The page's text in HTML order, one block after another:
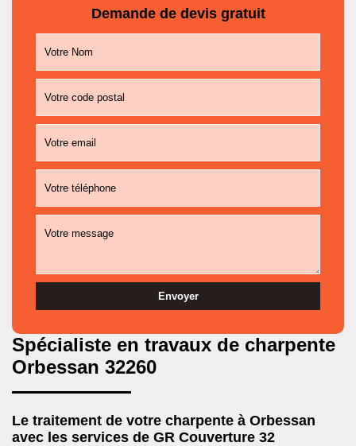
Spécialiste en travaux de charpente
Orbessan 32260
Le traitement de votre charpente à Orbessan
avec les services de GR Couverture 32
Demande de devis gratuit